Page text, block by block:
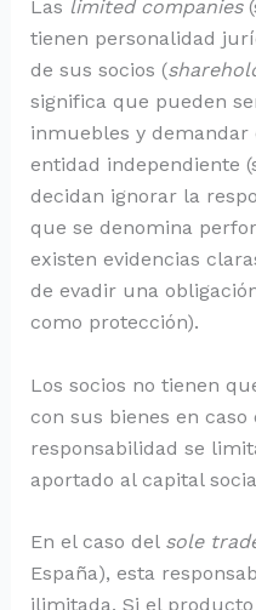
Las limited companies
tienen personalidad
de sus socios (
significa que pueden
inmuebles y demandar
entidad independiente
decidan ignorar la
que se denomina
existen evidencias
de evadir una
como protección).
Los socios no tienen
con sus bienes en
responsabilidad se
aportado al capital
En el caso del sole
España), esta
ilimitada. Si el